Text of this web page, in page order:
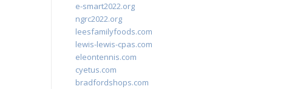
e-smart2022.org
ngrc2022.org
leesfamilyfoods.com
lewis-lewis-cpas.com
eleontennis.com
cyetus.com
bradfordshops.com